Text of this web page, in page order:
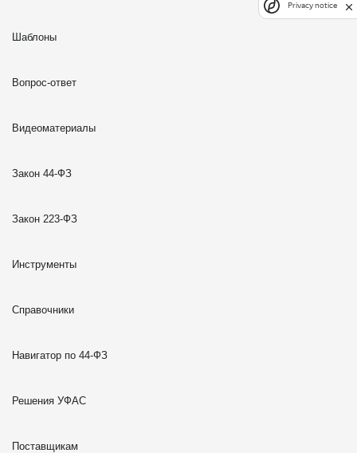
Шаблоны
Вопрос-ответ
Видеоматериалы
Закон 44-ФЗ
Закон 223-ФЗ
Инструменты
Справочники
Навигатор по 44-ФЗ
Решения УФАС
Поставщикам
Privacy notice